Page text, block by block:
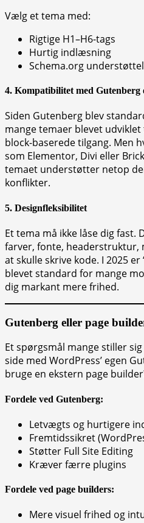
Vælg et tema med:
Rigtige H1–H6-tags
Hurtig indlæsning
Schema.org
4. Kompatibilitet med Gutenberg
Siden Gutenberg blev
mange temaer blevet
block-baserede tilgang. Men
som Elementor, Divi eller
temaet understøtter netop
konflikter.
5. Designfleksibilitet
Et tema må ikke låse dig
farver, fonte, headerstruktur,
at skulle skrive kode. I 2025 er
blevet standard for mange
dig markant mere frihed.
Gutenberg eller page
Et spørgsmål mange stiller
side med WordPress’ egen
bruge en ekstern page
Fordele ved Gutenberg:
Letvægts og hurtigere
Fremtidssikret
Støtter Full Site Editing
Kræver færre plugins
Fordele ved page builders:
Mere visuel frihed og